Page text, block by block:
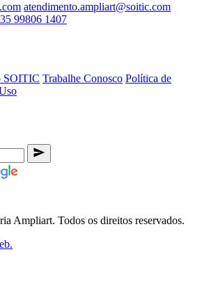
atendimento.ampliart@soitic.com
99806 1407
SOITIC Trabalhe Conosco Política de
Ampliart. Todos os direitos reservados.